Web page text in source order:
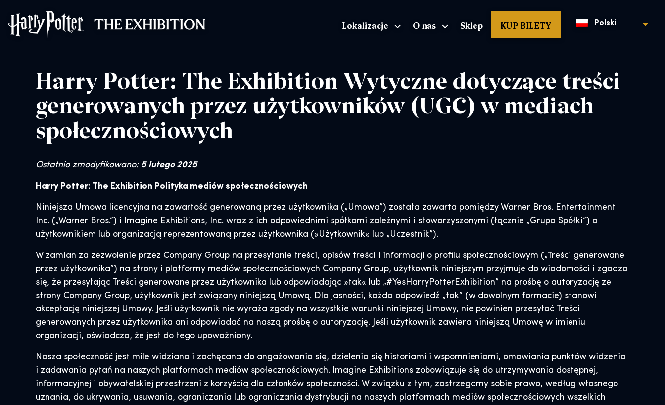
Harry Potter™: The Exhibition home page
Lokalizacje O nas Sklep KUP BILETY Polski
Harry Potter: The Exhibition Wytyczne dotyczące treści
generowanych przez użytkowników (UGC) w mediach
społecznościowych
Ostatnio zmodyfikowano: 5 lutego 2025
Harry Potter: The Exhibition Polityka mediów społecznościowych
Niniejsza Umowa licencyjna na zawartość generowaną przez użytkownika („Umowa”) została zawarta pomiędzy Warner Bros. Entertainment
Inc. („Warner Bros.”) i Imagine Exhibitions, Inc. wraz z ich odpowiednimi spółkami zależnymi i stowarzyszonymi (łącznie „Grupa Spółki”) a
użytkownikiem lub organizacją reprezentowaną przez użytkownika (»Użytkownik« lub „Uczestnik”).
W zamian za zezwolenie przez Company Group na przesyłanie treści, opisów treści i informacji o profilu społecznościowym („Treści generowane
przez użytkownika”) na strony i platformy mediów społecznościowych Company Group, użytkownik niniejszym przyjmuje do wiadomości i zgadza
się, że przesyłając Treści generowane przez użytkownika lub odpowiadając »tak« lub „#YesHarryPotterExhibition” na prośbę o autoryzację ze
strony Company Group, użytkownik jest związany niniejszą Umową. Dla jasności, każda odpowiedź „tak” (w dowolnym formacie) stanowi
akceptację niniejszej Umowy. Jeśli użytkownik nie wyraża zgody na wszystkie warunki niniejszej Umowy, nie powinien przesyłać Treści
generowanych przez użytkownika ani odpowiadać na naszą prośbę o autoryzację. Jeśli użytkownik zawiera niniejszą Umowę w imieniu
organizacji, oświadcza, że jest do tego upoważniony.
Nasza społeczność jest mile widziana i zachęcana do angażowania się, dzielenia się historiami i wspomnieniami, omawiania punktów widzenia
i zadawania pytań na naszych platformach mediów społecznościowych. Imagine Exhibitions zobowiązuje się do utrzymywania dostępnej,
informacyjnej i obywatelskiej przestrzeni z korzyścią dla członków społeczności. W związku z tym, zastrzegamy sobie prawo, według własnego
uznania, do ukrywania, usuwania, ograniczania lub ograniczania dystrybucji na naszych platformach mediów społecznościowych wszelkich